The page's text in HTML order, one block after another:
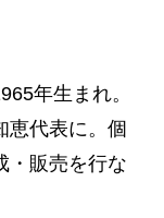
年生まれ。
恵代表に。個
・販売を行な